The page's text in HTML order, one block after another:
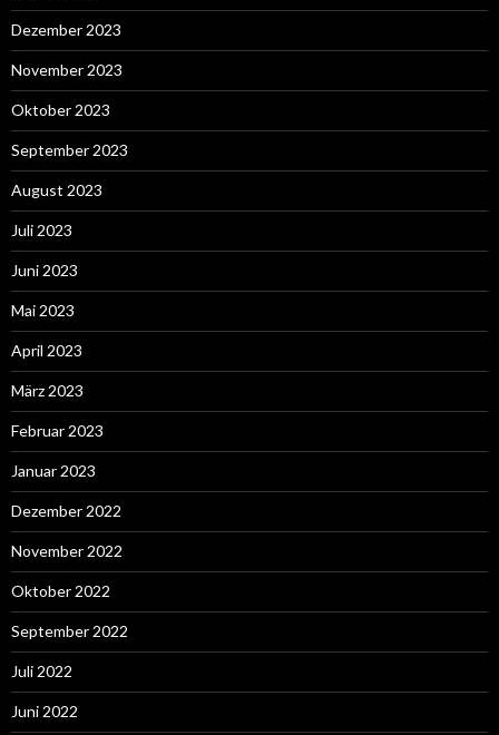
Dezember 2023
November 2023
Oktober 2023
September 2023
August 2023
Juli 2023
Juni 2023
Mai 2023
April 2023
März 2023
Februar 2023
Januar 2023
Dezember 2022
November 2022
Oktober 2022
September 2022
Juli 2022
Juni 2022